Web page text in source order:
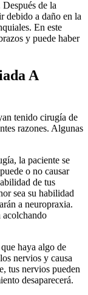
de la
debido a daño en la
En este
y puede haber
A
tenido cirugía de
razones. Algunas
la paciente se
o no causar
de tus
sea su habilidad
a neuropraxia.
haya algo de
nervios y causa
tus nervios pueden
desaparecerá.